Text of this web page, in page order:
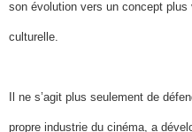
son évolution vers un concept
culturelle.
Il ne s’agit plus seulement de
propre industrie du cinéma, a